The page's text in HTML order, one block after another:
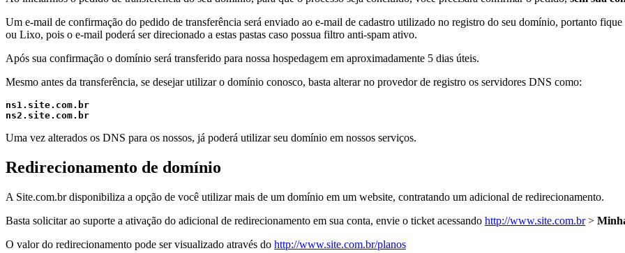
Um e-mail de confirmação do pedido de transferência será enviado ao e-mail de cadastro utilizado no registro do seu domínio, portanto
ou Lixo, pois o e-mail poderá ser direcionado a estas pastas caso possua filtro anti-spam ativo.
Após sua confirmação o domínio será transferido para nossa hospedagem em aproximadamente 5 dias úteis.
Mesmo antes da transferência, se desejar utilizar o domínio conosco, basta alterar no provedor de registro os servidores DNS como:
ns1.site.com.br
ns2.site.com.br
Uma vez alterados os DNS para os nossos, já poderá utilizar seu domínio em nossos serviços.
Redirecionamento de domínio
A Site.com.br disponibiliza a opção de você utilizar mais de um domínio em um website, contratando um adicional de redirecionamento.
Basta solicitar ao suporte a ativação do adicional de redirecionamento em sua conta, envie o ticket acessando http://www.site.com.br>
O valor do redirecionamento pode ser visualizado através do http://www.site.com.br/planos